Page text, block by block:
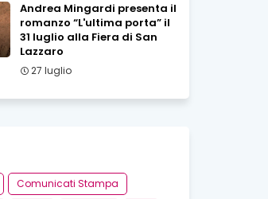
Andrea Mingardi presenta il
romanzo “L'ultima porta” il
31 luglio alla Fiera di San
Lazzaro
27 luglio
Comunicati Stampa